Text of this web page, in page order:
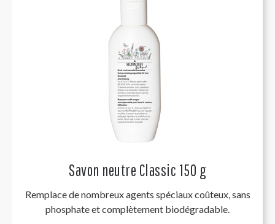
Savon neutre Classic 150 g
Remplace de nombreux agents spéciaux coûteux, sans
phosphate et complètement biodégradable.